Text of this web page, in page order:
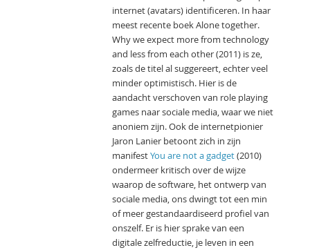
internet (avatars) identificeren. In haar
meest recente boek Alone together.
Why we expect more from technology
and less from each other (2011) is ze,
zoals de titel al suggereert, echter veel
minder optimistisch. Hier is de
aandacht verschoven van role playing
games naar sociale media, waar we niet
anoniem zijn. Ook de internetpionier
Jaron Lanier betoont zich in zijn
manifestYou are not a gadget(2010)
ondermeer kritisch over de wijze
waarop de software, het ontwerp van
sociale media, ons dwingt tot een min
of meer gestandaardiseerd profiel van
onszelf. Er is hier sprake van een
digitale zelfreductie, je leven in een